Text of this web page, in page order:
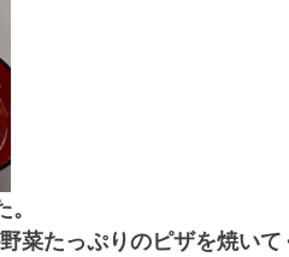
菜たっぷりのピザを焼いて